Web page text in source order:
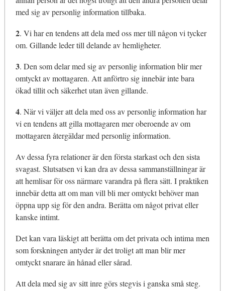
med sig av personlig information tillbaka.
2. Vi har en tendens att dela med oss mer till någon vi tycker
om. Gillande leder till delande av hemligheter.
3. Den som delar med sig av personlig information blir mer
omtyckt av mottagaren. Att anförtro sig innebär inte bara
ökad tillit och säkerhet utan även gillande.
4. När vi väljer att dela med oss av personlig information har
vi en tendens att gilla mottagaren mer oberoende av om
mottagaren återgäldar med personlig information.
Av dessa fyra relationer är den första starkast och den sista
svagast. Slutsatsen vi kan dra av dessa sammanställningar är
att hemlisar för oss närmare varandra på flera sätt. I praktiken
innebär detta att om man vill bli mer omtyckt behöver man
öppna upp sig för den andra. Berätta om något privat eller
kanske intimt.
Det kan vara läskigt att berätta om det privata och intima men
som forskningen antyder är det troligt att man blir mer
omtyckt snarare än hånad eller sårad.
Att dela med sig av sitt inre görs stegvis i ganska små steg.